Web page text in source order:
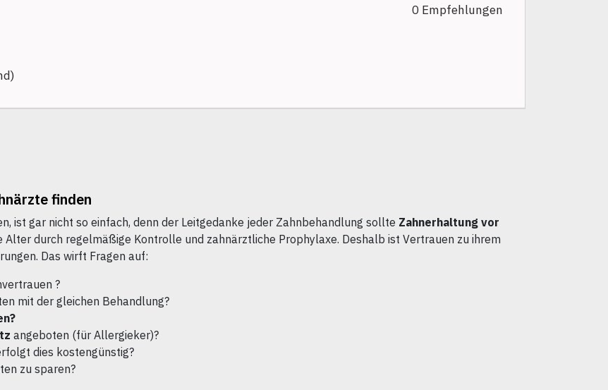
0 Empfehlungen
finden
ist gar nicht so einfach, denn der Leitgedanke jeder Zahnbehandlung sollte Zahnerhaltung vor
Alter durch regelmäßige Kontrolle und zahnärztliche Prophylaxe. Deshalb ist Vertrauen zu ihrem
Das wirft Fragen auf:
?
mit der gleichen Behandlung?
angeboten (für Allergieker)?
dies kostengünstig?
zu sparen?